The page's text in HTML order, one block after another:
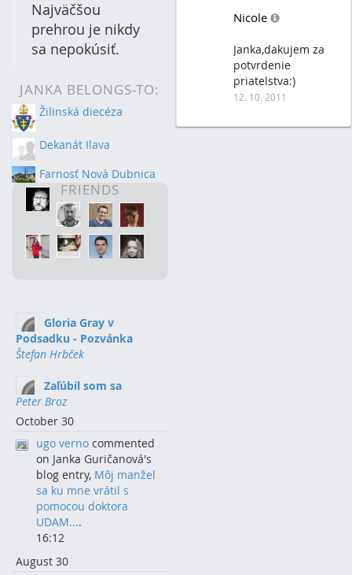
Najväčšou
prehrou je nikdy
sa nepokúsiť.
JANKA BELONGS-TO:
Žilinská diecéza
Dekanát Ilava
Farnosť Nová Dubnica
FRIENDS
Gloria Gray v
Podsadku - Pozvánka
Štefan Hrbček
Zaľúbil som sa
Peter Broz
October 30
ugo verno commented
on Janka Guričanová's
blog entry, Môj manžel
sa ku mne vrátil s
pomocou doktora
UDAM....
16:12
August 30
Nicole
Janka,dakujem za
potvrdenie
priatelstva:)
12. 10. 2011